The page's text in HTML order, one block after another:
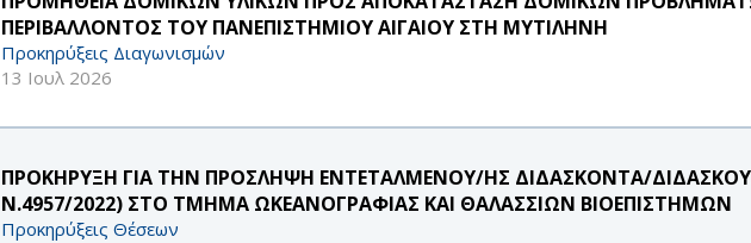
ΠΕΡΙΒΑΛΛΟΝΤΟΣ ΤΟΥ ΠΑΝΕΠΙΣΤΗΜΙΟΥ ΑΙΓΑΙΟΥ ΣΤΗ ΜΥΤΙΛΗΝΗ
Προκηρύξεις Διαγωνισμών
13 Ιουλ 2026
ΠΡΟΚΗΡΥΞΗ ΓΙΑ ΤΗΝ ΠΡΟΣΛΗΨΗ ΕΝΤΕΤΑΛΜΕΝΟΥ/ΗΣ ΔΙΔΑΣΚΟΝΤΑ/
Ν.4957/2022) ΣΤΟ ΤΜΗΜΑ ΩΚΕΑΝΟΓΡΑΦΙΑΣ ΚΑΙ ΘΑΛΑΣΣΙΩΝ ΒΙΟΕΠΙΣΤΗΜΩΝ
Προκηρύξεις Θέσεων